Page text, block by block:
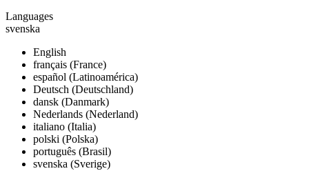
Languages
svenska
English
français (France)
español (Latinoamérica)
Deutsch (Deutschland)
dansk (Danmark)
Nederlands (Nederland)
italiano (Italia)
polski (Polska)
português (Brasil)
svenska (Sverige)